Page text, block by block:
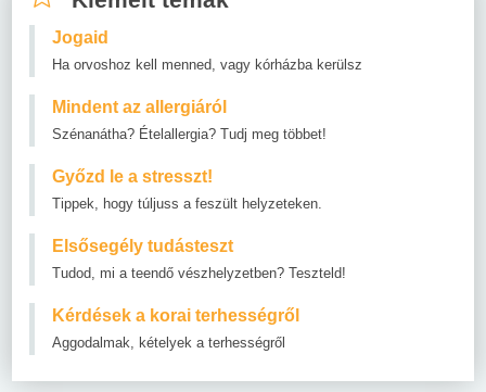
Jogaid
Ha orvoshoz kell menned, vagy kórházba kerülsz
Mindent az allergiáról
Szénanátha? Ételallergia? Tudj meg többet!
Győzd le a stresszt!
Tippek, hogy túljuss a feszült helyzeteken.
Elsősegély tudásteszt
Tudod, mi a teendő vészhelyzetben? Teszteld!
Kérdések a korai terhességről
Aggodalmak, kételyek a terhességről